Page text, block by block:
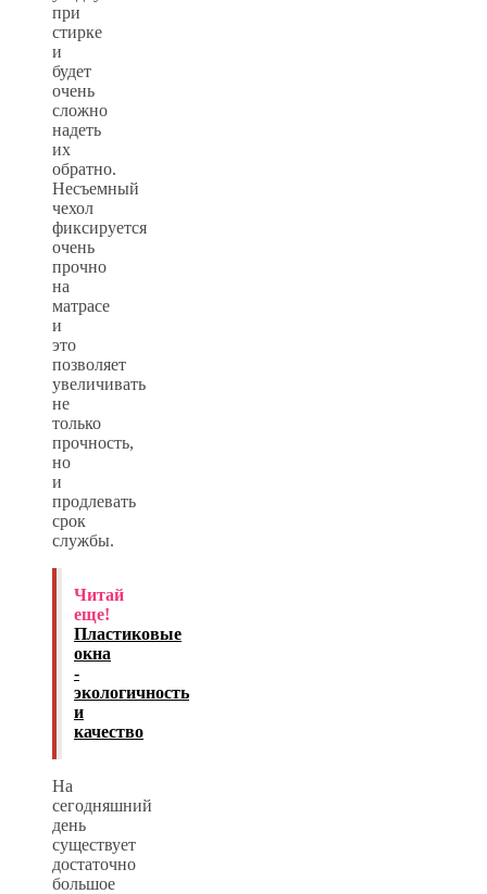
при
стирке
и
будет
очень
сложно
надеть
их
обратно.
Несъемный
чехол
фиксируется
очень
прочно
на
матрасе
и
это
позволяет
увеличивать
не
только
прочность,
но
и
продлевать
срок
службы.
Читай
еще!
Пластиковые
окна
-
экологичность
и
качество
На
сегодняшний
день
существует
достаточно
большое